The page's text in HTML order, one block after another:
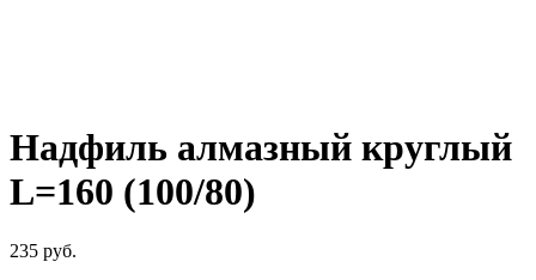
Надфиль алмазный круглый
L=160 (100/80)
235 руб.